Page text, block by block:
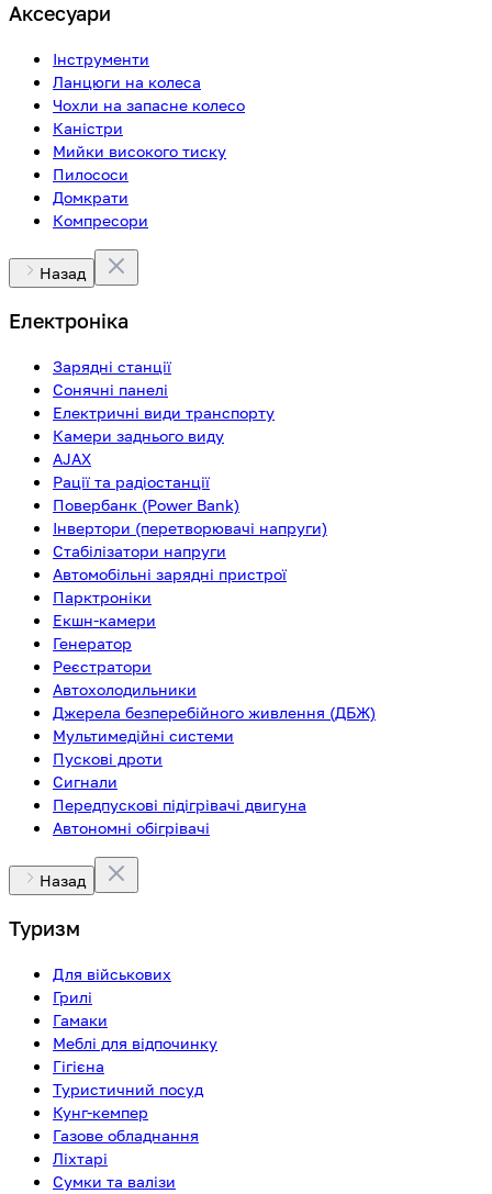
Аксесуари
Інструменти
Ланцюги на колеса
Чохли на запасне колесо
Каністри
Мийки високого тиску
Пилососи
Домкрати
Компресори
Назад
Електроніка
Зарядні станції
Сонячні панелі
Електричні види транспорту
Камери заднього виду
AJAX
Рації та радіостанції
Повербанк (Power Bank)
Інвертори (перетворювачі напруги)
Стабілізатори напруги
Автомобільні зарядні пристрої
Парктроніки
Екшн-камери
Генератор
Реєстратори
Автохолодильники
Джерела безперебійного живлення (ДБЖ)
Мультимедійні системи
Пускові дроти
Сигнали
Передпускові підігрівачі двигуна
Автономні обігрівачі
Назад
Туризм
Для військових
Грилі
Гамаки
Меблі для відпочинку
Гігієна
Туристичний посуд
Кунг-кемпер
Газове обладнання
Ліхтарі
Сумки та валізи